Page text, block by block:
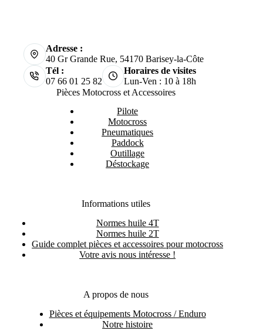
Adresse :
40 Gr Grande Rue, 54170 Barisey-la-Côte
Tél :
07 66 01 25 82
Horaires de visites
Lun-Ven : 10 à 18h
Pièces Motocross et Accessoires
Pilote
Motocross
Pneumatiques
Paddock
Outillage
Déstockage
Informations utiles
Normes huile 4T
Normes huile 2T
Guide complet pièces et accessoires pour motocross
Votre avis nous intéresse !
A propos de nous
Pièces et équipements Motocross / Enduro
Notre histoire